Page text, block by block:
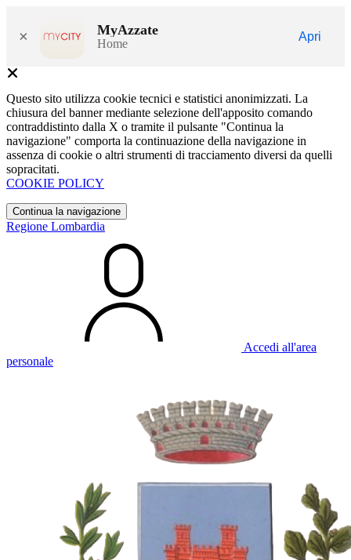
× MyAzzate
Home
Apri
Questo sito utilizza cookie tecnici e statistici anonimizzati. La
chiusura del banner mediante selezione dell'apposito comando
contraddistinto dalla X o tramite il pulsante "Continua la
navigazione" comporta la continuazione della navigazione in
assenza di cookie o altri strumenti di tracciamento diversi da quelli
sopracitati.
COOKIE POLICY
Continua la navigazione
Regione Lombardia
Accedi all'area
personale